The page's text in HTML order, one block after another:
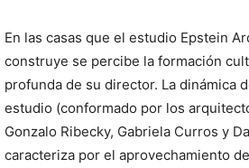
En las casas que el estudio Epstein
construye se percibe la formación
profunda de su director. La dinámica
estudio (conformado por los
Gonzalo Ribecky, Gabriela Curros y
caracteriza por el aprovechamiento